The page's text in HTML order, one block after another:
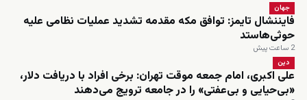
جهان
فایننشال تایمز: توافق مکه مقدمه تشدید عملیات نظامی علیه
حوثی‌هاستد
2 ساعت پیش
دین
علی اکبری، امام جمعه موقت تهران: برخی افراد با دریافت دلار،
«بی‌حیایی و بی‌عفتی» را در جامعه ترویج می‌دهند